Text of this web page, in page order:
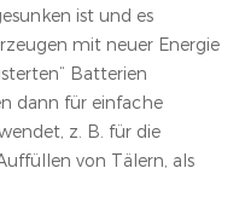
ist und es
mit neuer Energie
Batterien
dann für einfache
z. B. für die
von Tälern, als